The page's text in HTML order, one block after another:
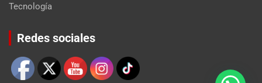
Tecnología
Redes sociales